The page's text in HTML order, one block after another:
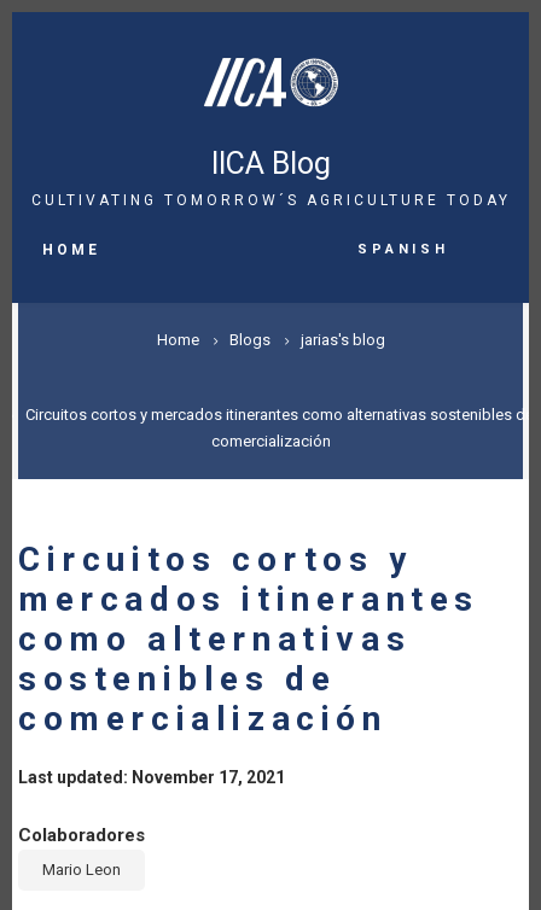
Skip
IICA Blog
CULTIVATING TOMORROW´S AGRICULTURE TODAY
NAVIGATION
HOME Spanish
BREADCRUMB
Home Blogs jarias's blog
Circuitos cortos y mercados itinerantes como alternativas sostenibles de
comercialización
Circuitos cortos y
mercados itinerantes
como alternativas
sostenibles de
comercialización
Last updated: November 17, 2021
Colaboradores
Mario Leon